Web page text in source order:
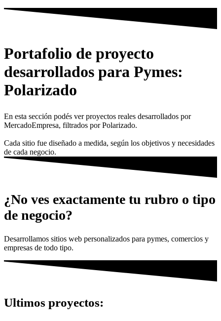
Portafolio de proyecto
desarrollados para Pymes:
Polarizado
En esta sección podés ver proyectos reales desarrollados por
MercadoEmpresa, filtrados por Polarizado.
Cada sitio fue diseñado a medida, según los objetivos y necesidades
de cada negocio.
¿No ves exactamente tu rubro o tipo
de negocio?
Desarrollamos sitios web personalizados para pymes, comercios y
empresas de todo tipo.
Ultimos proyectos: